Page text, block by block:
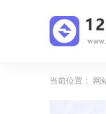
当前位置： 网